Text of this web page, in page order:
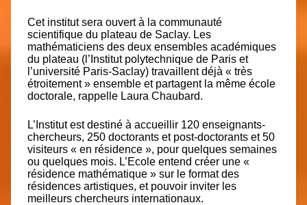
Cet institut sera ouvert à la communauté
scientifique du plateau de Saclay. Les
mathématiciens des deux ensembles académiques
du plateau (l’Institut polytechnique de Paris et
l’université Paris-Saclay) travaillent déjà « très
étroitement » ensemble et partagent la même école
doctorale, rappelle Laura Chaubard.
L’Institut est destiné à accueillir 120 enseignants-
chercheurs, 250 doctorants et post-doctorants et 50
visiteurs « en résidence », pour quelques semaines
ou quelques mois. L’Ecole entend créer une «
résidence mathématique » sur le format des
résidences artistiques, et pouvoir inviter les
meilleurs chercheurs internationaux.